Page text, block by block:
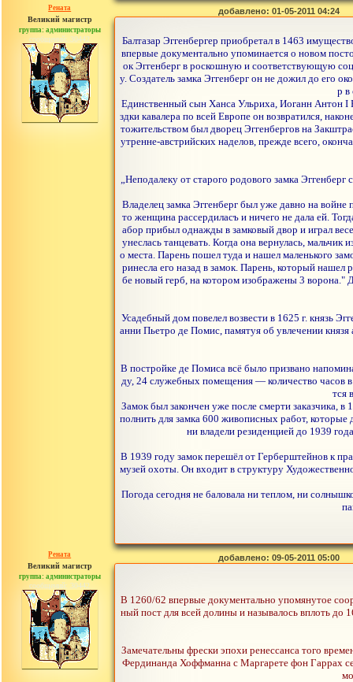
Рената
Великий магистр
группа: администраторы
сообщений: 30442
добавлено: 01-05-2011 04:24
Балтазар Эггенбергер приобретал в 1463
впервые документально упоминается о новом
ок Эггенберг в роскошную и соответствующую
у. Создатель замка Эггенберг он не дожил до его
р в
Единственный сын Ханса Ульриха, Иоганн Антон I
здки кавалера по всей Европе он возвратился,
тожительством был дворец Эггенбергов на
утренне-австрийских наделов, прежде всего,
„Неподалеку от старого родового замка
Владелец замка Эггенберг был уже давно на
то женщина рассердиласъ и ничего не дала ей.
абор прибыл однажды в замковый двор и играл
унеслась танцевать. Когда она вернулась,
о места. Парень пошел туда и нашел маленького
ринесла его назад в замок. Парень, который нашел
бе новый герб, на котором изображены 3 ворона."
Усадебный дом повелел возвести в 1625 г. князь
анни Пьетро де Помис, памятуя об увлечении князя
В постройке де Помиса всё было призвано
ду, 24 служебных помещения — количество часов
тся
Замок был закончен уже после смерти заказчика,
полнить для замка 600 живописных работ,
ни владели резиденцией до 1939
В 1939 году замок перешёл от Герберштейнов к
музей охоты. Он входит в структуру
Погода сегодня не баловала ни теплом, ни
Рената
Великий магистр
группа: администраторы
сообщений: 30442
добавлено: 09-05-2011 05:00
В 1260/62 впервые документально упомянутое
ный пост для всей долины и называлось вплоть до
Замечательны фрески эпохи ренессанса того
Фердинанда Хоффманна с Маргарете фон Гаррах